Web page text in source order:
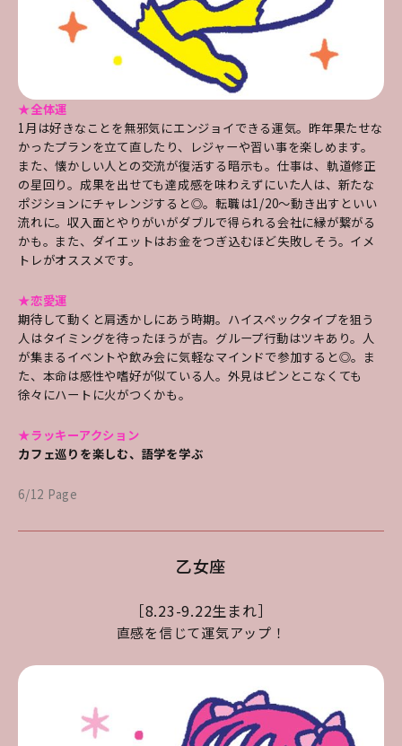
★全体運
1月は好きなことを無邪気にエンジョイできる運気。昨年果たせな
かったプランを立て直したり、レジャーや習い事を楽しめます。
また、懐かしい人との交流が復活する暗示も。仕事は、軌道修正
の星回り。成果を出せても達成感を味わえずにいた人は、新たな
ポジションにチャレンジすると◎。転職は1/20～動き出すといい
流れに。収入面とやりがいがダブルで得られる会社に縁が繋がる
かも。また、ダイエットはお金をつぎ込むほど失敗しそう。イメ
トレがオススメです。
★恋愛運
期待して動くと肩透かしにあう時期。ハイスペックタイプを狙う
人はタイミングを待ったほうが吉。グループ行動はツキあり。人
が集まるイベントや飲み会に気軽なマインドで参加すると◎。ま
た、本命は感性や嗜好が似ている人。外見はピンとこなくても
徐々にハートに火がつくかも。
★ラッキーアクション
カフェ巡りを楽しむ、語学を学ぶ
6/12 Page
乙女座
［8.23-9.22生まれ］
直感を信じて運気アップ！